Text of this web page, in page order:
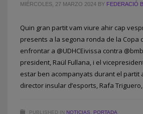
MIÉRCOLES, 27 MARZO 2024 BY FEDERACIÓ
Quin gran partit vam viure ahir cap
presents a la segona ronda de la Copa
enfrontar a @UDHCEivissa contra
president, Raül Fullana, i el
estar ben acompanyats durant el partit
director insular d’esports, Rafa Triguero,
PUBLISHED IN NOTICIAS PORTADA